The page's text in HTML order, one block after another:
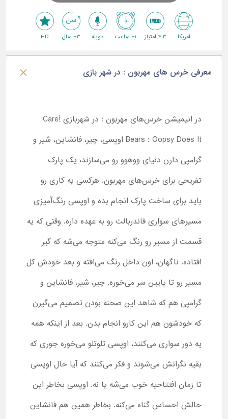
آمریکا 4.3 امتیاز 1+ ساعت دوبله 3+ سال HD
معرفی خرس های مهربون : در شهر بازی
در انیمیشن خرس‌های مهربون : در شهربازی !Care
Bears : Oopsy Does It اوپسی، چیر، فانشاین، شیر و
گرامپی دارن دنیای ووهوو رو می‌سازند، یک پارک
تفریحی برای خرس‌های مهربون. هرکسی یه کاری رو
باید برای ساخت پارک انجام بده و اوپسی رنگ‌آمیزی
مسیرهای سواری فاندربالت رو به عهده داره. وقتی که یه
قسمت از مسیر رو رنگ می‌کنه متوجه می‌شه که گیر
افتاده. ناگهان، اون داخل رنگ می‌افته و بعد خودش کل
مسیر رو تا پایین سر می‌خوره. چیر، شیر، فانشاین و
گرامپی هم که شاهد این صحنه بودن تصمیم می‌گیرن
که خودشون هم این کارو انجام بدن. بعد از اینکه همه
یه دور سواری می‌کنند، اوپسی تلوتلو می‌خوره جوری که
بقیه نگرانش می‌شوند و فکر می‌کنند که آیا حال اوپسی
تا زمان افتتاحیه خوب می‌شه یا نه. اوپسی بخاطر این
حالش احساس گناه می‌کنه. بخاطر همین هم فانشاین